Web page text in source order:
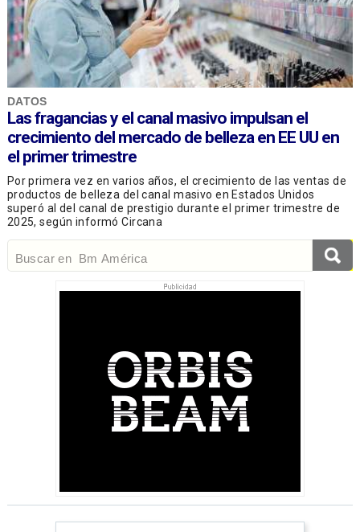
DATOS
Las fragancias y el canal masivo impulsan el
crecimiento del mercado de belleza en EE UU en
el primer trimestre
Por primera vez en varios años, el crecimiento de las ventas de
productos de belleza del canal masivo en Estados Unidos
superó al del canal de prestigio durante el primer trimestre de
2025, según informó Circana